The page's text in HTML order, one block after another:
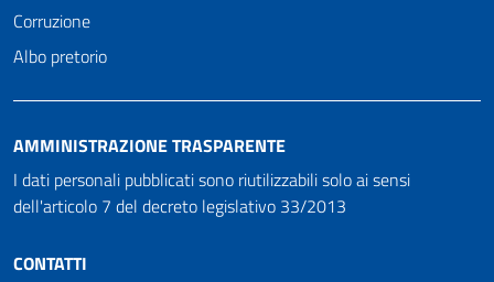
Corruzione
Albo pretorio
AMMINISTRAZIONE TRASPARENTE
I dati personali pubblicati sono riutilizzabili solo ai sensi
dell'articolo 7 del decreto legislativo 33/2013
CONTATTI